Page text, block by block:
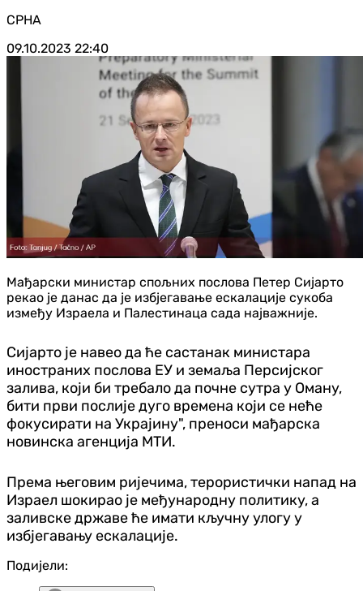
СРНА
09.10.2023 22:40
Мађарски министар спољних послова Петер Сијарто
рекао је данас да је избјегавање ескалације сукоба
између Израела и Палестинаца сада најважније.
Сијарто је навео да ће састанак министара
иностраних послова ЕУ и земаља Персијског
залива, који би требало да почне сутра у Оману,
бити први послије дуго времена који се неће
фокусирати на Украјину", преноси мађарска
новинска агенција МТИ.
Према његовим ријечима, терористички напад на
Израел шокирао је међународну политику, а
заливске државе ће имати кључну улогу у
избјегавању ескалације.
Подијели: